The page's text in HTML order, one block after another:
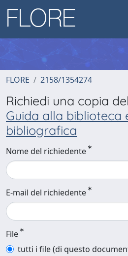
FLORE 2158/1354274
Richiedi una copia
Guida alla biblioteca
bibliografica
Nome del richiedente
E-mail del richiedente
File
tutti i file (di questo